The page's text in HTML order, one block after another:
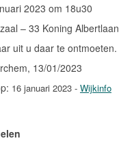
2023 om 18u30
– 33 Koning Albertlaan
uit u daar te ontmoeten.
13/01/2023
16 januari 2023 - Wijkinfo